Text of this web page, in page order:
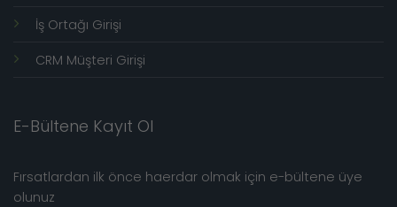
İş Ortağı Girişi
CRM Müşteri Girişi
E-Bültene Kayıt Ol
Fırsatlardan ilk önce haerdar olmak için e-bültene üye
olunuz